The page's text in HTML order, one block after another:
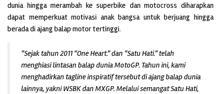
dunia hingga merambah ke superbike dan motocross diharapkan
dapat memperkuat motivasi anak bangsa untuk berjuang hingga
berada di ajang balap motor tertinggi.
“Sejak tahun 2011 “One Heart.” dan “Satu Hati.” telah
menghiasi lintasan balap dunia MotoGP. Tahun ini, kami
menghadirkan tagline inspiratif tersebut di ajang balap dunia
lainnya, yakni WSBK dan MXGP. Melalui semangat Satu Hati,